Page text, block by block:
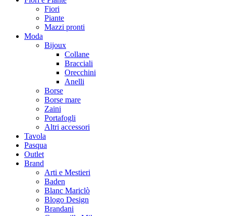
Fiori
Piante
Mazzi pronti
Moda
Bijoux
Collane
Bracciali
Orecchini
Anelli
Borse
Borse mare
Zaini
Portafogli
Altri accessori
Tavola
Pasqua
Outlet
Brand
Arti e Mestieri
Baden
Blanc Mariclò
Blogo Design
Brandani